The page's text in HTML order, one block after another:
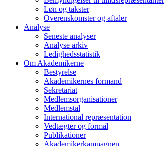
Løn og takster
Overenskomster og aftaler
Analyse
Seneste analyser
Analyse arkiv
Ledighedsstatistik
Om Akademikerne
Bestyrelse
Akademikernes formand
Sekretariat
Medlemsorganisationer
Medlemstal
International repræsentation
Vedtægter og formål
Publikationer
Akademikerkampagnen